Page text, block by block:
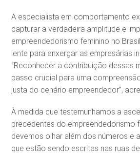
A especialista em comportamento
capturar a verdadeira amplitude e
empreendedorismo feminino no
lente para enxergar as empresárias
“Reconhecer a contribuição dessas
passo crucial para uma
justa do cenário empreendedor”,
À medida que testemunhamos a
precedentes do empreendedorismo
devemos olhar além dos números e
que estão sendo escritas nas ruas